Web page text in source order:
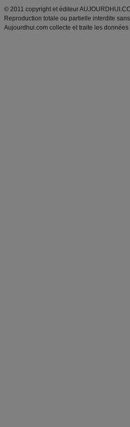
© 2011 copyright et éditeur
Reproduction totale ou partielle interdite
Aujourdhui.com collecte et traite les